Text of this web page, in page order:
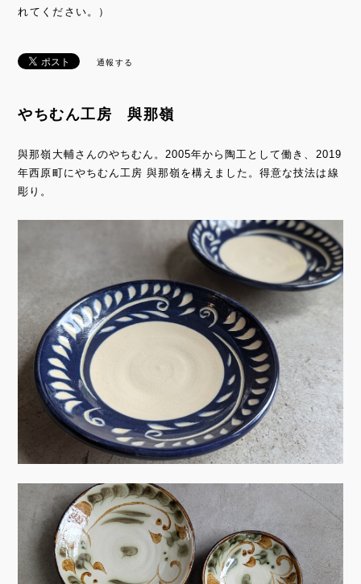
れてください。）
通報する
やちむん工房 與那嶺
與那嶺大輔さんのやちむん。2005年から陶工として働き、2019
年西原町にやちむん工房 與那嶺を構えました。得意な技法は線
彫り。